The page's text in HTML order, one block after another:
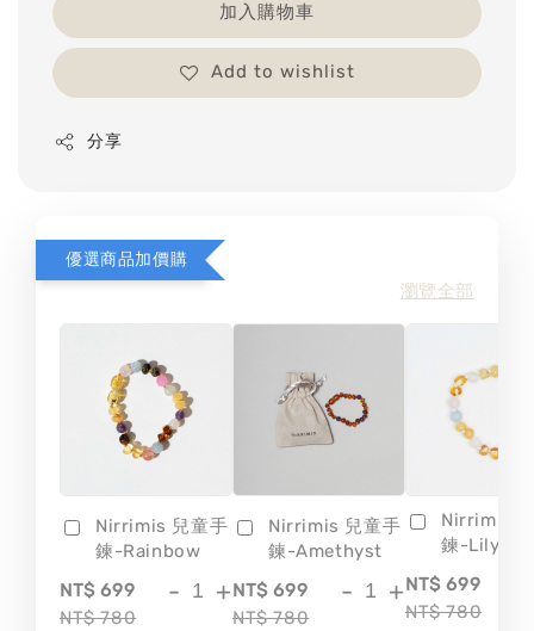
加入購物車
Add to wishlist
分享
優選商品加價購
瀏覽全部
Nirrimis 兒童手
鍊-Rainbow
NT$ 699
NT$ 780
- +
Nirrimis 兒童手
鍊-Amethyst
NT$ 699
NT$ 780
- +
Nirrimis
鍊-Lily
NT$ 699
NT$ 780